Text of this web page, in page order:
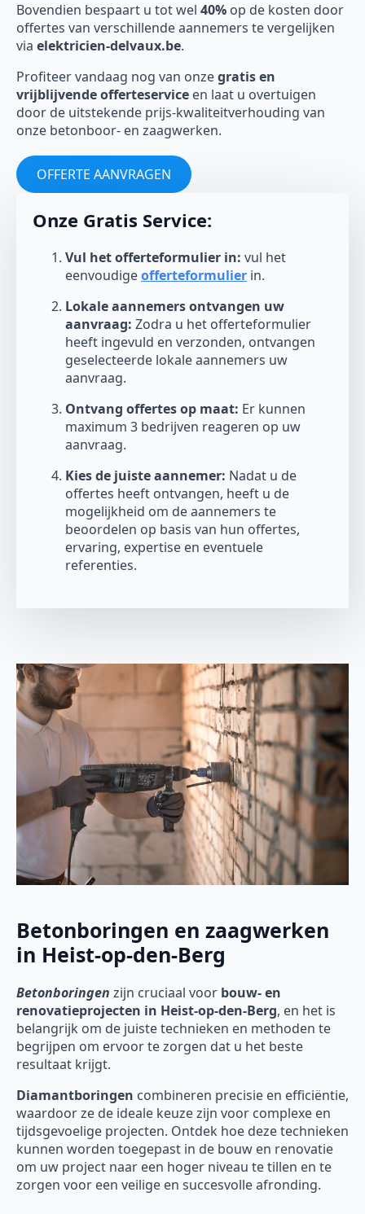
Bovendien bespaart u tot wel 40% op de kosten door
offertes van verschillende aannemers te vergelijken
via elektricien-delvaux.be.
Profiteer vandaag nog van onzegratis en
vrijblijvende offerteservice en laat u overtuigen
door de uitstekende prijs-kwaliteitverhouding van
onze betonboor- en zaagwerken.
OFFERTE AANVRAGEN
Onze Gratis Service:
Vul het offerteformulier in: vul het
eenvoudigeofferteformulier in.
Lokale aannemers ontvangen uw
aanvraag: Zodra u het offerteformulier
heeft ingevuld en verzonden, ontvangen
geselecteerde lokale aannemers uw
aanvraag.
Ontvang offertes op maat: Er kunnen
maximum 3 bedrijven reageren op uw
aanvraag.
Kies de juiste aannemer: Nadat u de
offertes heeft ontvangen, heeft u de
mogelijkheid om de aannemers te
beoordelen op basis van hun offertes,
ervaring, expertise en eventuele
referenties.
Betonboringen en zaagwerken
in Heist-op-den-Berg
Betonboringen zijn cruciaal voor bouw- en
renovatieprojecten in Heist-op-den-Berg, en het is
belangrijk om de juiste technieken en methoden te
begrijpen om ervoor te zorgen dat u het beste
resultaat krijgt.
Diamantboringen combineren precisie en efficiëntie,
waardoor ze de ideale keuze zijn voor complexe en
tijdsgevoelige projecten. Ontdek hoe deze technieken
kunnen worden toegepast in de bouw en renovatie
om uw project naar een hoger niveau te tillen en te
zorgen voor een veilige en succesvolle afronding.